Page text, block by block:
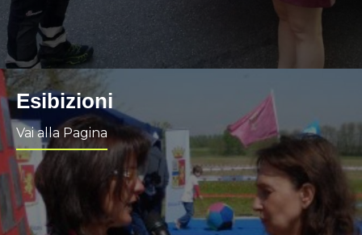
Esibizioni
Vai alla Pagina